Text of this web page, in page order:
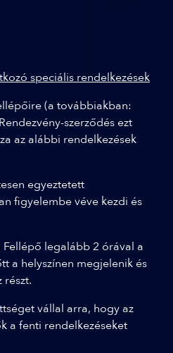
speciális rendelkezések
(a továbbiakban:
szerződés ezt
az alábbi rendelkezések
egyeztetett
figyelembe véve kezdi és
legalább 2 órával a
a helyszínen megjelenik és
részt.
vállal arra, hogy az
a fenti rendelkezéseket